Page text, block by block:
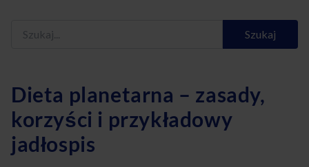
Szukaj
Dieta planetarna – zasady,
korzyści i przykładowy
jadłospis